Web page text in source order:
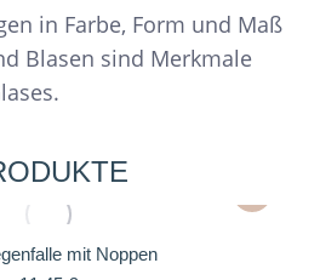
in Farbe, Form und Maß
Blasen sind Merkmale
mit Noppen